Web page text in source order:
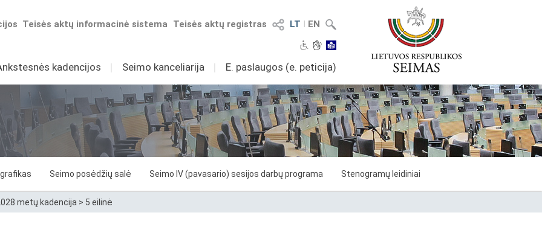
LT I EN
Teisės aktų registras
Teisės aktų informacinė sistema
kadencijos I Seimo kanceliarija I E. paslaugos (e. peticija)
grafikas Seimo posėdžių salė Seimo IV (pavasario) sesijos darbų programa Stenogramų leidiniai
metų kadencija > 5 eilinė